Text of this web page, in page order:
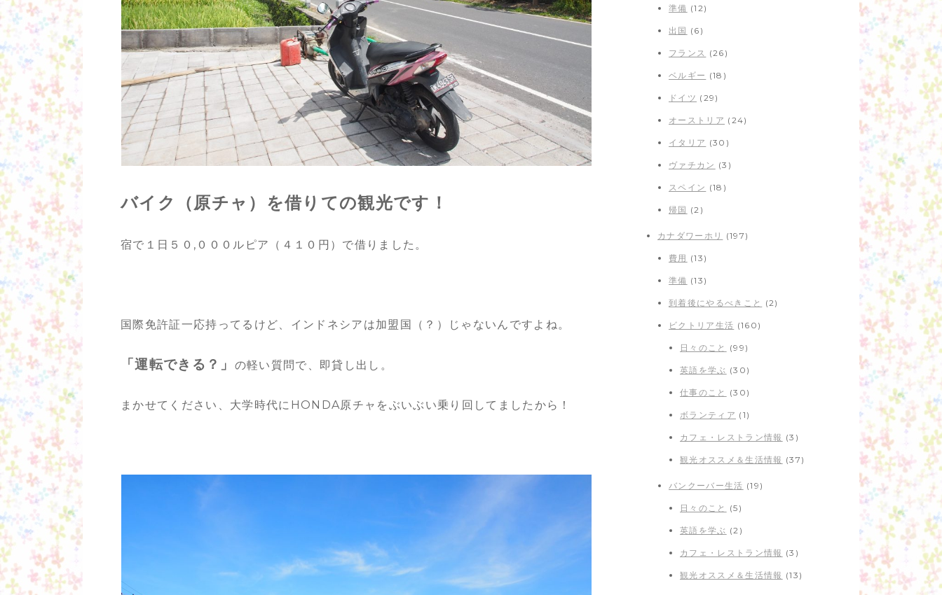
バイク（原チャ）を借りての観光です！
宿で１日５０,０００ルピア（４１０円）で借りました。
国際免許証一応持ってるけど、インドネシアは加盟国（？）じゃないんですよね。
「運転できる？」 の軽い質問で、即貸し出し。
まかせてください、大学時代にHONDA原チャをぶいぶい乗り回してましたから！
準備 (12)
出国 (6)
フランス (26)
ベルギー (18)
ドイツ (29)
オーストリア (24)
イタリア (30)
ヴァチカン (3)
スペイン (18)
帰国 (2)
カナダワーホリ (197)
費用 (13)
準備 (13)
到着後にやるべきこと (2)
ビクトリア生活 (160)
日々のこと (99)
英語を学ぶ (30)
仕事のこと (30)
ボランティア (1)
カフェ・レストラン情報 (3)
観光オススメ＆生活情報 (37)
バンクーバー生活 (19)
日々のこと (5)
英語を学ぶ (2)
カフェ・レストラン情報 (3)
観光オススメ＆生活情報 (13)